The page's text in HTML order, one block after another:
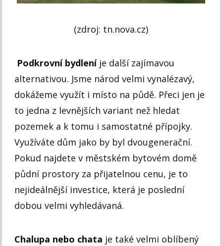
(zdroj: tn.nova.cz)
Podkrovní bydleníje další zajímavou
alternativou. Jsme národ velmi vynalézavý,
dokážeme využít i místo na půdě. Přeci jen je
to jedna z levnějších variant než hledat
pozemek a k tomu i samostatné přípojky.
Využíváte dům jako by byl dvougenerační.
Pokud najdete v městském bytovém domě
půdní prostory za přijatelnou cenu, je to
nejideálnější investice, která je poslední
dobou velmi vyhledávaná.
Chalupa nebo chata je také velmi oblíbený